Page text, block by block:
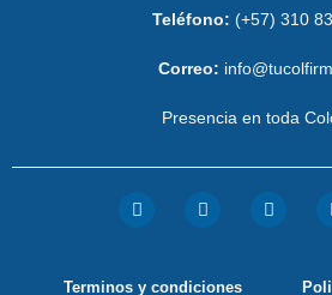
Teléfono: (+57) 310
Correo:
Presencia en toda
Terminos y condiciones